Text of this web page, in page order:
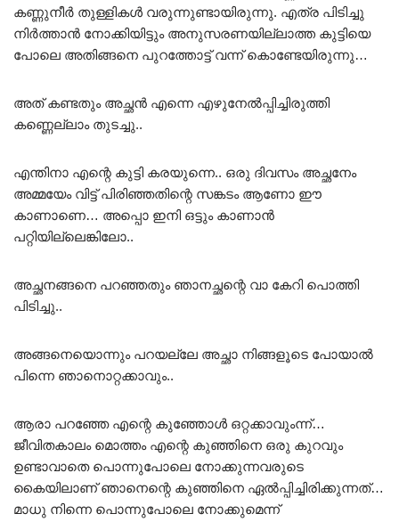
കണ്ണുനീർ തുള്ളികൾ വരുന്നുണ്ടായിരുന്നു. എത്ര പിടിച്ചു
നിർത്താൻ നോക്കിയിട്ടും അനുസരണയില്ലാത്ത കുട്ടിയെ
പോലെ അതിങ്ങനെ പുറത്തോട്ട് വന്ന് കൊണ്ടേയിരുന്നു…
അത് കണ്ടതും അച്ഛൻ എന്നെ എഴുനേൽപ്പിച്ചിരുത്തി
കണ്ണെല്ലാം തുടച്ചു..
എന്തിനാ എന്റെ കുട്ടി കരയുന്നെ.. ഒരു ദിവസം അച്ഛനേം
അമ്മയേം വിട്ട് പിരിഞ്ഞതിന്റെ സങ്കടം ആണോ ഈ
കാണാണെ… അപ്പൊ ഇനി ഒട്ടും കാണാൻ
പറ്റിയില്ലെങ്കിലോ..
അച്ഛനങ്ങനെ പറഞ്ഞതും ഞാനച്ഛന്റെ വാ കേറി പൊത്തി
പിടിച്ചു..
അങ്ങനെയൊന്നും പറയല്ലേ അച്ഛാ നിങ്ങളൂടെ പോയാൽ
പിന്നെ ഞാനൊറ്റക്കാവും..
ആരാ പറഞ്ഞേ എന്റെ കുഞ്ഞോൾ ഒറ്റക്കാവുംന്ന്…
ജീവിതകാലം മൊത്തം എന്റെ കുഞ്ഞിനെ ഒരു കുറവും
ഉണ്ടാവാതെ പൊന്നുപോലെ നോക്കുന്നവരുടെ
കൈയിലാണ് ഞാനെന്റെ കുഞ്ഞിനെ ഏൽപ്പിച്ചിരിക്കുന്നത്…
മാധു നിന്നെ പൊന്നുപോലെ നോക്കുമെന്ന്